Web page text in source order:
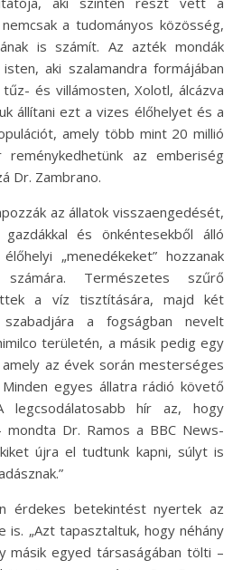
a tudományos közösség,
is számít. Az azték mondák
aki szalamandra formájában
és villámosten, Xolotl, álcázva
állítani ezt a vizes élőhelyet és a
amely több mint 20 millió
az emberiség
Dr. Zambrano.
az állatok visszaengedését,
és önkéntesekből álló
„menedékeket” hozzanak
Természetes szűrő
a víz tisztítására, majd két
a fogságban nevelt
területén, a másik pedig egy
az évek során mesterséges
egyes állatra rádió követő
legcsodálatosabb hír az, hogy
mondta Dr. Ramos a BBC News-
újra el tudtunk kapni, súlyt is
érdekes betekintést nyertek az
is. „Azt tapasztaltuk, hogy néhány
másik egyed társaságában tölti –